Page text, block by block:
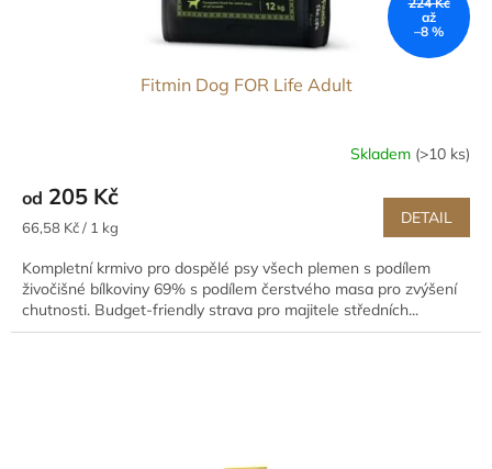
až
–8 %
Fitmin Dog FOR Life Adult
Skladem (>10 ks)
od 205 Kč
Měrná
66,58 Kč / 1 kg DETAIL
Kompletní krmivo pro dospělé psy všech plemen s podílem
živočišné bílkoviny 69% s podílem čerstvého masa pro zvýšení
chutnosti. Budget-friendly strava pro majitele středních...